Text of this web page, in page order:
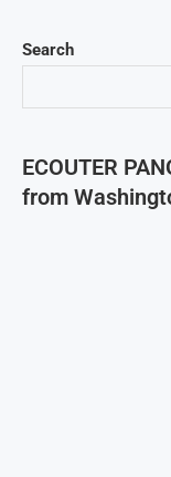
Search
ECOUTER
from